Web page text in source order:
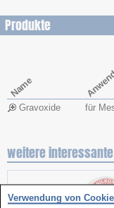
Produkte
Name
Gravoxide für
weitere
Verwendung von